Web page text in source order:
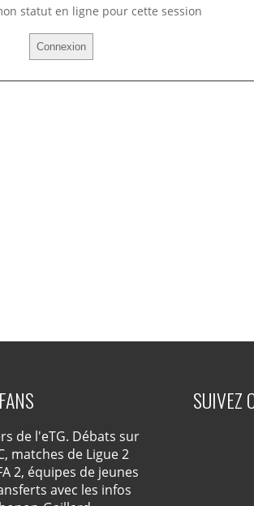
statut en ligne pour cette session
de l'eTG. Débats sur
matches de Ligue 2
2, équipes de jeunes
avec les infos
SUIVEZ